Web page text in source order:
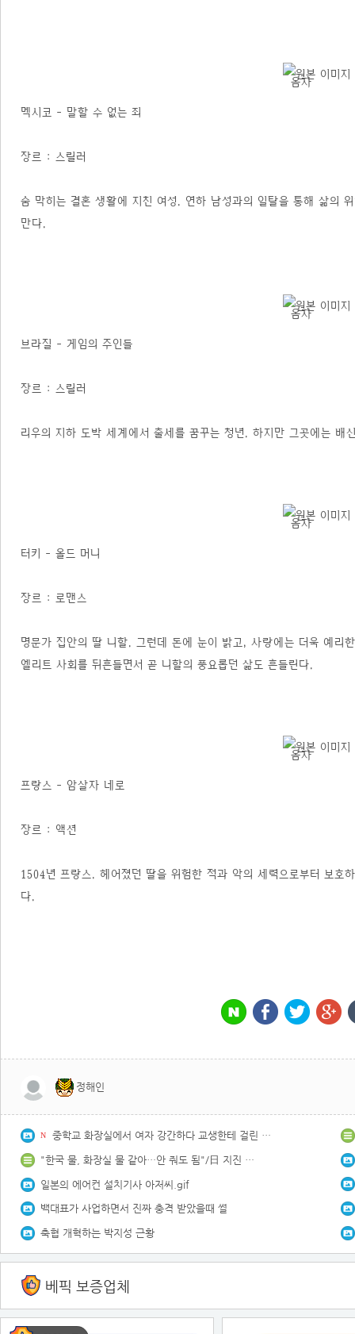
멕시코 - 말할 수 없는 죄
장르 : 스릴러
숨 막히는 결혼 생활에 지친 여성. 연하 남성과의 일탈을 통해 삶의
만다.
브라질 - 게임의 주인들
장르 : 스릴러
리우의 지하 도박 세계에서 출세를 꿈꾸는 청년. 하지만 그곳에는 배
터키 - 올드 머니
장르 : 로맨스
명문가 집안의 딸 니할. 그런데 돈에 눈이 밝고, 사랑에는 더욱 예리
엘리트 사회를 뒤흔들면서 곧 니할의 풍요롭던 삶도 흔들린다.
프랑스 - 암살자 네로
장르 : 액션
1504년 프랑스. 헤어졌던 딸을 위험한 적과 악의 세력으로부터 보
다.
정해인
N 중학교 화장실에서 여자 강간하다 교생한테 걸린 일진
"한국 물, 화장실 물 같아…안 줘도 됨"/日 지진 피해 한국 기업 지원
일본의 에어컨 설치기사 아저씨.gif
백대표가 사업하면서 진짜 충격 받았을때 썰
축협 개혁하는 박지성 근황
베픽 보증업체